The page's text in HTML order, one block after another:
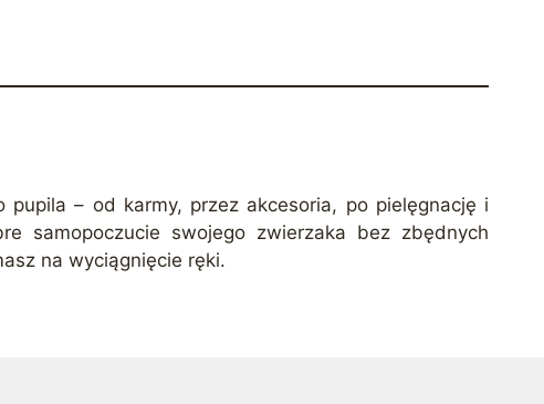
– od karmy, przez akcesoria, po pielęgnację i
samopoczucie swojego zwierzaka bez zbędnych
na wyciągnięcie ręki.